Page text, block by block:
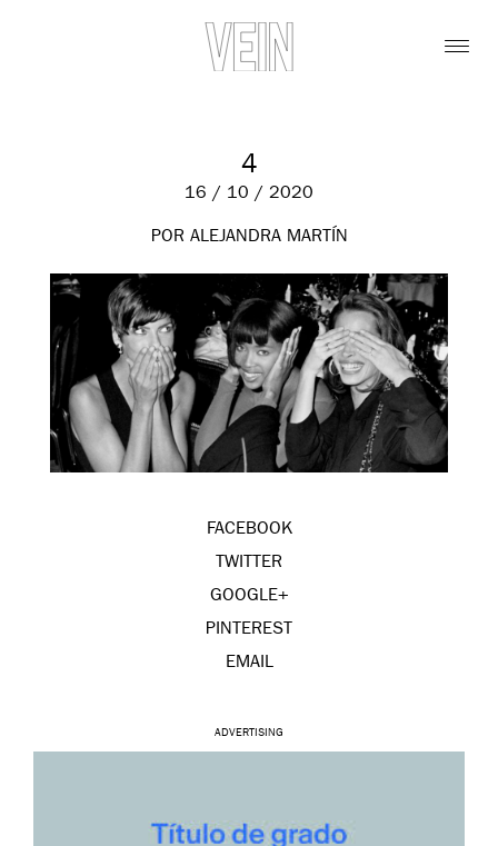
4
16 / 10 / 2020
POR ALEJANDRA MARTÍN
FACEBOOK
TWITTER
GOOGLE+
PINTEREST
EMAIL
ADVERTISING